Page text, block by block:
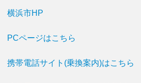
横浜市HP
PCページはこちら
携帯電話サイト(乗換案内)はこちら